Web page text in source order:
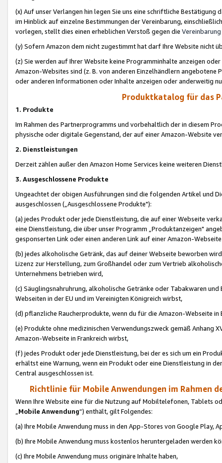
(x) Auf unser Verlangen hin legen Sie uns eine schriftliche
im Hinblick auf einzelne Bestimmungen der Vereinbarung,
vorlegen, stellt dies einen erheblichen Verstoß gegen die Vereinbarung
(y) Sofern Amazon dem nicht zugestimmt hat darf Ihre Website nicht
(z) Sie werden auf Ihrer Website keine Programminhalte anzeigen
Amazon-Websites sind (z. B. von anderen Einzelhändlern
oder anderen Informationen oder Inhalte anzeigen oder anderweitig
Produktkatalog für das
1. Produkte
Im Rahmen des Partnerprogramms und vorbehaltlich der in diesem
physische oder digitale Gegenstand, der auf einer Amazon-Website
2. Dienstleistungen
Derzeit zählen außer den Amazon Home Services keine weiteren
3. Ausgeschlossene Produkte
Ungeachtet der obigen Ausführungen sind die folgenden Artikel und
ausgeschlossen („Ausgeschlossene Produkte"):
(a) jedes Produkt oder jede Dienstleistung, die auf einer Webseite
eine Dienstleistung, die über unser Programm „Produktanzeigen"
gesponserten Link oder einen anderen Link auf einer Amazon-
(b) jedes alkoholische Getränk, das auf deiner Webseite beworben
Lizenz zur Herstellung, zum Großhandel oder zum Vertrieb
Unternehmens betrieben wird,
(c) Säuglingsnahruhrung, alkoholische Getränke oder Tabakwaren
Webseiten in der EU und im Vereinigten Königreich wirbst,
(d) pflanzliche Raucherprodukte, wenn du für die Amazon-Webseite in
(e) Produkte ohne medizinischen Verwendungszweck gemäß Anhang
Amazon-Webseite in Frankreich wirbst,
(f) jedes Produkt oder jede Dienstleistung, bei der es sich um ein
erhältst eine Warnung, wenn ein Produkt oder eine Dienstleistung in
Central ausgeschlossen ist.
Richtlinie für Mobile Anwendungen im Rahmen
Wenn Ihre Website eine für die Nutzung auf Mobiltelefonen, Tablets
„Mobile Anwendung“) enthält, gilt Folgendes:
(a) Ihre Mobile Anwendung muss in den App-Stores von Google Play,
(b) Ihre Mobile Anwendung muss kostenlos heruntergeladen werden
(c) Ihre Mobile Anwendung muss originäre Inhalte haben,